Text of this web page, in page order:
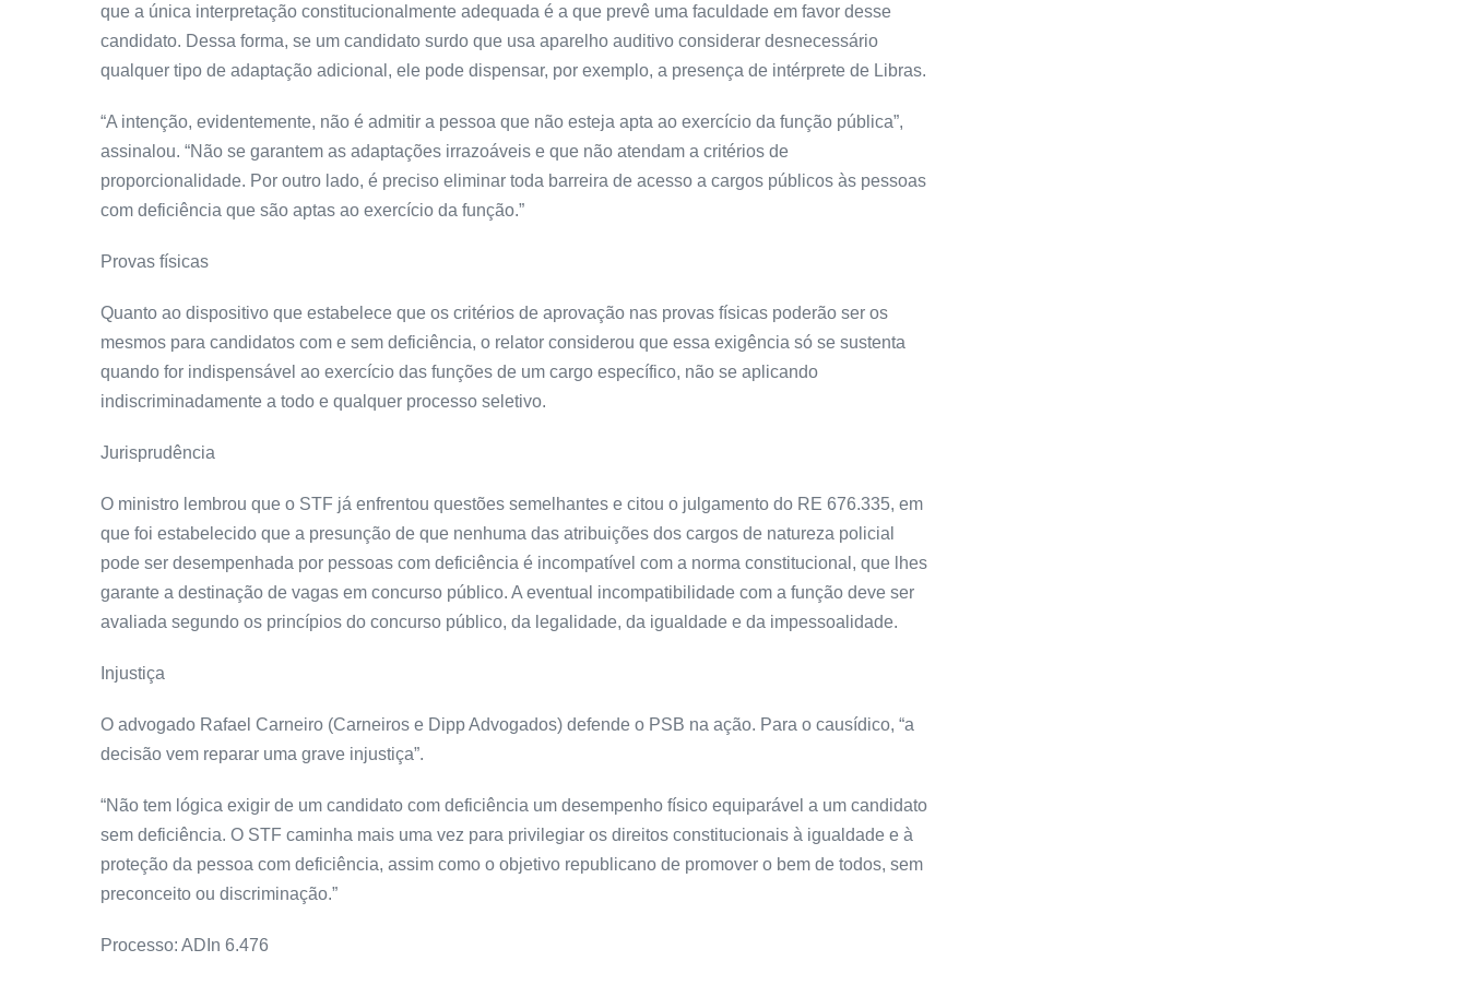
que a única interpretação constitucionalmente adequada é a que prevê uma faculdade em favor desse
candidato. Dessa forma, se um candidato surdo que usa aparelho auditivo considerar desnecessário
qualquer tipo de adaptação adicional, ele pode dispensar, por exemplo, a presença de intérprete de Libras.
“A intenção, evidentemente, não é admitir a pessoa que não esteja apta ao exercício da função pública”,
assinalou. “Não se garantem as adaptações irrazoáveis e que não atendam a critérios de
proporcionalidade. Por outro lado, é preciso eliminar toda barreira de acesso a cargos públicos às pessoas
com deficiência que são aptas ao exercício da função.”
Provas físicas
Quanto ao dispositivo que estabelece que os critérios de aprovação nas provas físicas poderão ser os
mesmos para candidatos com e sem deficiência, o relator considerou que essa exigência só se sustenta
quando for indispensável ao exercício das funções de um cargo específico, não se aplicando
indiscriminadamente a todo e qualquer processo seletivo.
Jurisprudência
O ministro lembrou que o STF já enfrentou questões semelhantes e citou o julgamento do RE 676.335, em
que foi estabelecido que a presunção de que nenhuma das atribuições dos cargos de natureza policial
pode ser desempenhada por pessoas com deficiência é incompatível com a norma constitucional, que lhes
garante a destinação de vagas em concurso público. A eventual incompatibilidade com a função deve ser
avaliada segundo os princípios do concurso público, da legalidade, da igualdade e da impessoalidade.
Injustiça
O advogado Rafael Carneiro (Carneiros e Dipp Advogados) defende o PSB na ação. Para o causídico, “a
decisão vem reparar uma grave injustiça”.
“Não tem lógica exigir de um candidato com deficiência um desempenho físico equiparável a um candidato
sem deficiência. O STF caminha mais uma vez para privilegiar os direitos constitucionais à igualdade e à
proteção da pessoa com deficiência, assim como o objetivo republicano de promover o bem de todos, sem
preconceito ou discriminação.”
Processo: ADIn 6.476